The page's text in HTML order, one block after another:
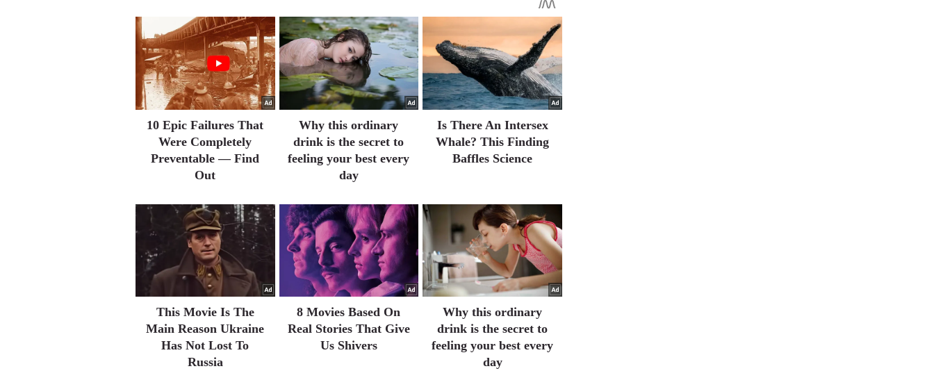
10 Epic Failures That
Were Completely
Preventable — Find
Out
Why this ordinary
drink is the secret to
feeling your best every
day
Is There An Intersex
Whale? This Finding
Baffles Science
This Movie Is The
Main Reason Ukraine
Has Not Lost To
Russia
8 Movies Based On
Real Stories That Give
Us Shivers
Why this ordinary
drink is the secret to
feeling your best every
day